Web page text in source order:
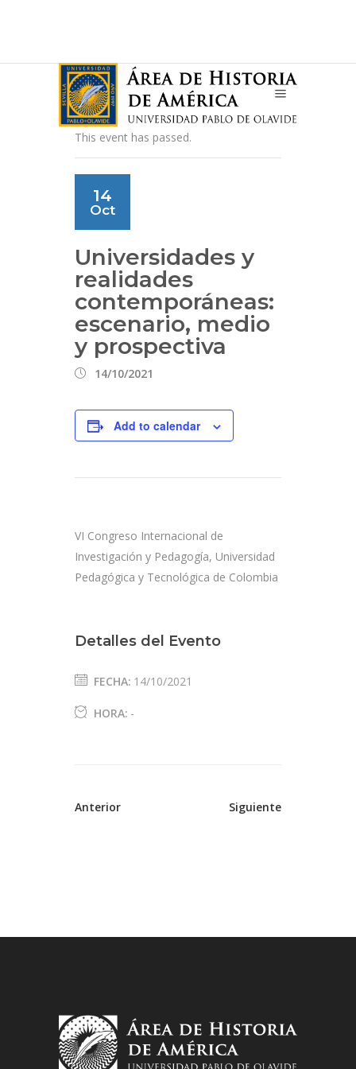
This event has passed.
14
Oct
Universidades y
realidades
contemporáneas:
escenario, medio
y prospectiva
14/10/2021
Add to calendar
VI Congreso Internacional de
Investigación y Pedagogía, Universidad
Pedagógica y Tecnológica de Colombia
Detalles del Evento
FECHA: 14/10/2021
HORA: -
Anterior Siguiente